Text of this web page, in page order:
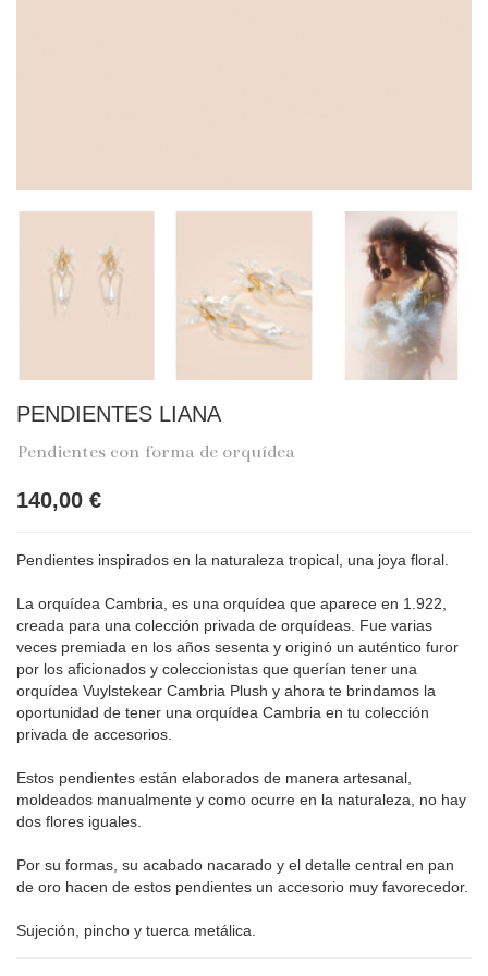
PENDIENTES LIANA
Pendientes con forma de orquídea
140,00 €
Pendientes inspirados en la naturaleza tropical, una joya floral.
La orquídea Cambria, es una orquídea que aparece en 1.922,
creada para una colección privada de orquídeas. Fue varias
veces premiada en los años sesenta y originó un auténtico furor
por los aficionados y coleccionistas que querían tener una
orquídea Vuylstekear Cambria Plush y ahora te brindamos la
oportunidad de tener una orquídea Cambria en tu colección
privada de accesorios.
Estos pendientes están elaborados de manera artesanal,
moldeados manualmente y como ocurre en la naturaleza, no hay
dos flores iguales.
Por su formas, su acabado nacarado y el detalle central en pan
de oro hacen de estos pendientes un accesorio muy favorecedor.
Sujeción, pincho y tuerca metálica.